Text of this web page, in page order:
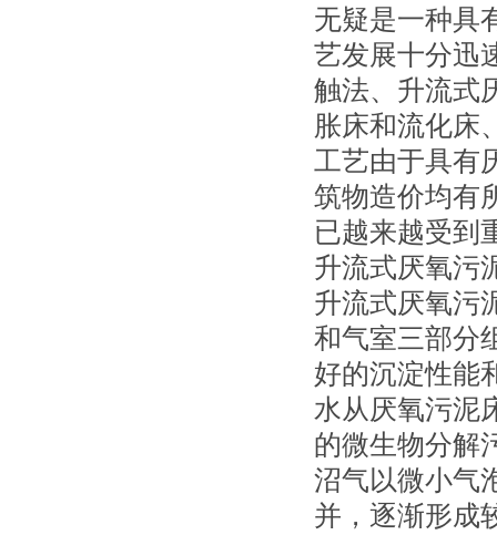
无疑是一种具
艺发展十分迅
触法、升流式
胀床和流化床
工艺由于具有
筑物造价均有
已越来越受到
升流式厌氧污
升流式厌氧污
和气室三部分
好的沉淀性能
水从厌氧污泥
的微生物分解
沼气以微小气
并，逐渐形成